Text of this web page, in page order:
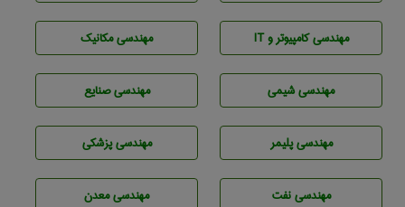
مهندسی كامپيوتر و IT مهندسی مکانیک
مهندسي شيمی مهندسی صنايع
مهندسی پليمر مهندسی پزشکی
مهندسی نفت مهندسی معدن